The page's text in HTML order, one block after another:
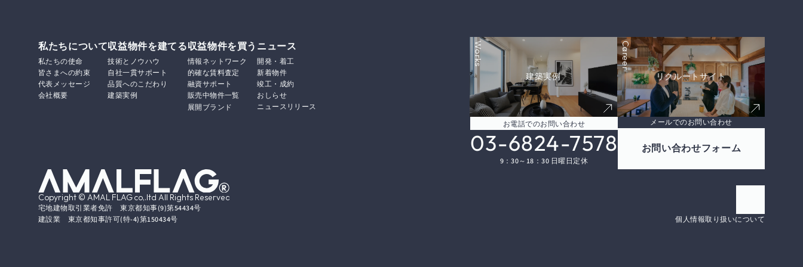
私たちについて
私たちの使命
皆さまへの約束
代表メッセージ
会社概要
収益物件を建てる
技術とノウハウ
自社一貫サポート
品質へのこだわり
建築実例
収益物件を買う
情報ネットワーク
的確な賃料査定
融資サポート
販売中物件一覧
展開ブランド
ニュース
開発・着工
新着物件
竣工・成約
おしらせ
ニュースリリース
Works
建築実例
Career
リクルートサイト
お電話でのお問い合わせ
03-6824-7578
9：30～18：30 日曜日定休
メールでのお問い合わせ
お問い合わせフォーム
Copyright © AMAL FLAG co,.ltd All Rights Reserved.
宅地建物取引業者免許　東京都知事(9)第54434号
建設業　東京都知事許可(特-4)第150434号
個人情報取り扱いについて